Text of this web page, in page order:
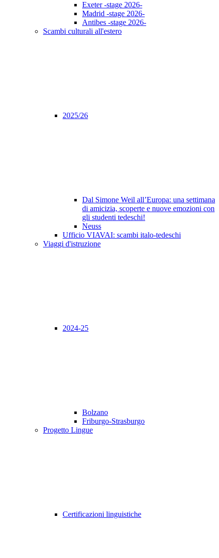
Exeter -stage 2026-
Madrid -stage 2026-
Antibes -stage 2026-
Scambi culturali all'estero
2025/26
Dal Simone Weil all’Europa: una settimana
di amicizia, scoperte e nuove emozioni con
gli studenti tedeschi!
Neuss
Ufficio VIAVAI: scambi italo-tedeschi
Viaggi d'istruzione
2024-25
Bolzano
Friburgo-Strasburgo
Progetto Lingue
Certificazioni linguistiche